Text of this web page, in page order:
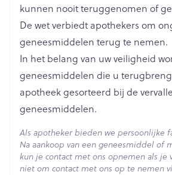
Hoeveelheid
Verpakking
4
Behoud Kamertemperatuur
kunnen nooit teruggenomen of
De wet verbiedt apothekers om
geneesmiddelen terug te nemen.
In het belang van uw veiligheid
geneesmiddelen die u
apotheek gesorteerd bij de
geneesmiddelen.
Als apotheker bieden we persoonlijke
Na aankoop van een geneesmiddel of
kun je contact met ons opnemen als je
niet om contact met ons op te nemen